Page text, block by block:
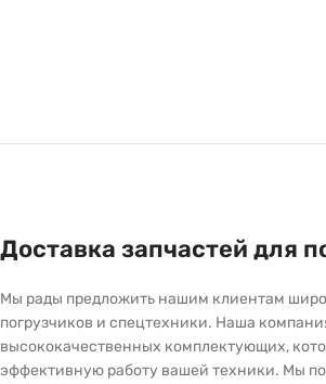
Доставка запчастей для
Мы рады предложить нашим клиентам
погрузчиков и спецтехники. Наша
высококачественных комплектующих,
эффективную работу вашей техники. Мы